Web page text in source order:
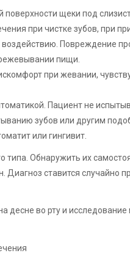
поверхности щеки под
при чистке зубов, при
Повреждение
пищи.
при жевании,
Пациент не
зубов или другим
или гингивит.
типа. Обнаружить их
Диагноз ставится случайно
десне во рту и